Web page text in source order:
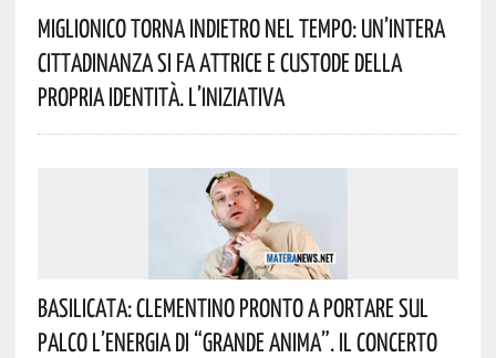
Miglionico Torna Indietro Nel Tempo: Un’intera
Cittadinanza Si Fa Attrice E Custode Della
Propria Identità. L’iniziativa
Basilicata: Clementino Pronto A Portare Sul
Palco L’energia Di “Grande Anima”. Il Concerto